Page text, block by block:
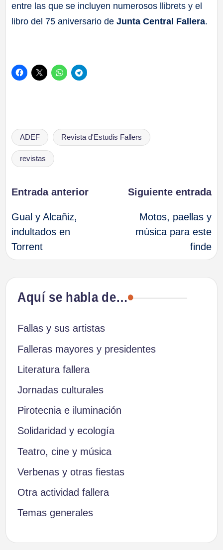
entre las que se incluyen numerosos llibrets y el
libro del 75 aniversario deJunta Central Fallera.
Etiquetas:
ADEF Revista d'Estudis Fallers
revistas
Navegación
de
entradas
Entrada anterior
Gual y Alcañiz,
indultados en
Torrent
Siguiente entrada
Motos, paellas y
música para este
finde
Aquí se habla de…
Fallas y sus artistas
Falleras mayores y presidentes
Literatura fallera
Jornadas culturales
Pirotecnia e iluminación
Solidaridad y ecología
Teatro, cine y música
Verbenas y otras fiestas
Otra actividad fallera
Temas generales